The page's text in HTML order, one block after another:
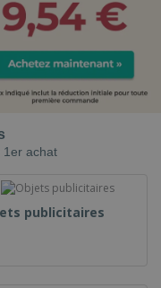
1er achat
publicitaires